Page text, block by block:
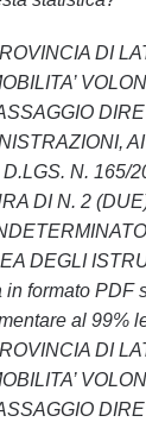
DI
N. 165/
DI N. 2
DEGLI
formato PDF
al 99%
DI